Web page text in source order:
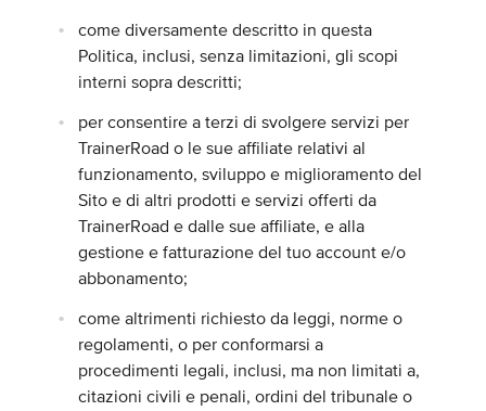
come diversamente descritto in questa
Politica, inclusi, senza limitazioni, gli scopi
interni sopra descritti;
per consentire a terzi di svolgere servizi per
TrainerRoad o le sue affiliate relativi al
funzionamento, sviluppo e miglioramento del
Sito e di altri prodotti e servizi offerti da
TrainerRoad e dalle sue affiliate, e alla
gestione e fatturazione del tuo account e/o
abbonamento;
come altrimenti richiesto da leggi, norme o
regolamenti, o per conformarsi a
procedimenti legali, inclusi, ma non limitati a,
citazioni civili e penali, ordini del tribunale o